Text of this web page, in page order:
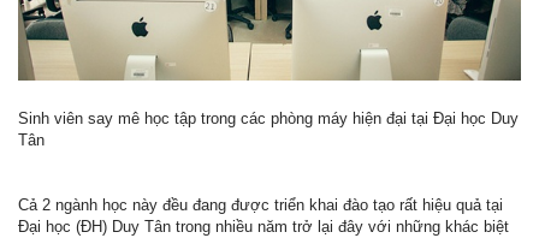
Sinh viên say mê học tập trong các phòng máy hiện đại tại Đại học Duy
Tân
Cả 2 ngành học này đều đang được triển khai đào tạo rất hiệu quả tại
Đại học (ĐH) Duy Tân trong nhiều năm trở lại đây với những khác biệt